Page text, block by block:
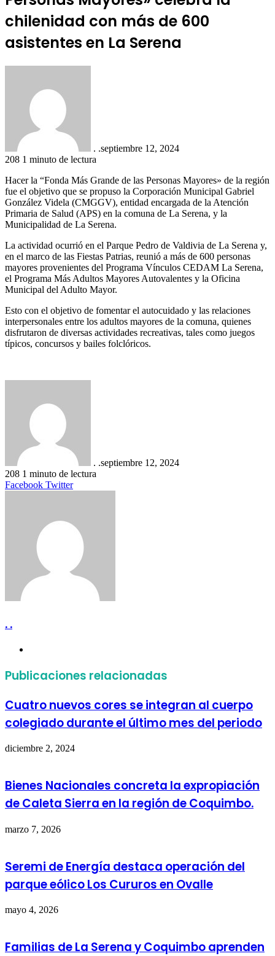
chilenidad con más de 600
asistentes en La Serena
. .septiembre 12, 2024
208 1 minuto de lectura
Hacer la “Fonda Más Grande de las Personas Mayores» de la región
fue el objetivo que se propuso la Corporación Municipal Gabriel
González Videla (CMGGV), entidad encargada de la Atención
Primaria de Salud (APS) en la comuna de La Serena, y la
Municipalidad de La Serena.
La actividad ocurrió en el Parque Pedro de Valdivia de La Serena y,
en el marco de las Fiestas Patrias, reunió a más de 600 personas
mayores provenientes del Programa Vínculos CEDAM La Serena,
el Programa Más Adultos Mayores Autovalentes y la Oficina
Municipal del Adulto Mayor.
Esto con el objetivo de fomentar el autocuidado y las relaciones
interpersonales entre los adultos mayores de la comuna, quienes
disfrutaron de diversas actividades recreativas, tales como juegos
típicos, concursos y bailes folclóricos.
. .septiembre 12, 2024
208 1 minuto de lectura
Facebook TwitterLinkedIn
Tumblr
Pinterest
Reddit
VKontakte
Compartir
Imprimir
. .
Publicaciones relacionadas
Cuatro nuevos cores se integran al cuerpo
colegiado durante el último mes del periodo
diciembre 2, 2024
Bienes Nacionales concreta la expropiación
de Caleta Sierra en la región de Coquimbo.
marzo 7, 2026
Seremi de Energía destaca operación del
parque eólico Los Cururos en Ovalle
mayo 4, 2026
Familias de La Serena y Coquimbo aprenden